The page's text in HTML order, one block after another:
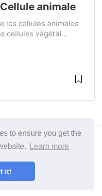
to ensure you get the
Learn more
it!
animale
les cellules animales
cellules végétal...